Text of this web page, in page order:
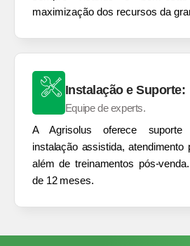
maximização dos recursos da
Instalação e Suporte:
Equipe de experts.
A Agrisolus oferece suporte
instalação assistida, atendimento
além de treinamentos pós-
de 12 meses.